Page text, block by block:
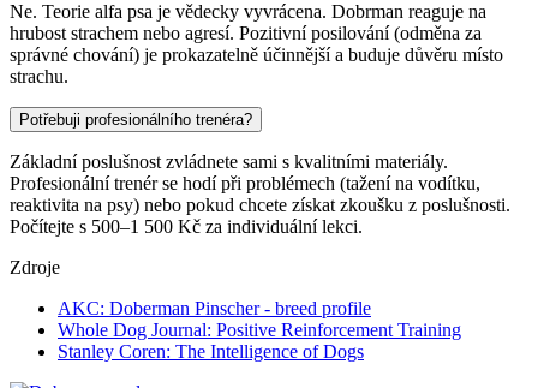
Ne. Teorie alfa psa je vědecky vyvrácena. Dobrman reaguje na
hrubost strachem nebo agresí. Pozitivní posilování (odměna za
správné chování) je prokazatelně účinnější a buduje důvěru místo
strachu.
Potřebuji profesionálního trenéra?
Základní poslušnost zvládnete sami s kvalitními materiály.
Profesionální trenér se hodí při problémech (tažení na vodítku,
reaktivita na psy) nebo pokud chcete získat zkoušku z poslušnosti.
Počítejte s 500–1 500 Kč za individuální lekci.
Zdroje
AKC: Doberman Pinscher - breed profile
Whole Dog Journal: Positive Reinforcement Training
Stanley Coren: The Intelligence of Dogs